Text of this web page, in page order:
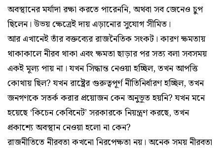
অবস্থানের মর্যাদা রক্ষা করতে পারেননি, অথবা সব জেনেও চুপ
ছিলেন। উভয় ক্ষেত্রেই দায় এড়ানোর সুযোগ সীমিত।
আর এখানেই তাঁর বক্তব্যের রাজনৈতিক সংকট। কারণ ক্ষমতায়
থাকাকালে নীরব থাকা এবং ক্ষমতা ছাড়ার পর সত্য বলা সবসময়
একই মূল্য পায় না। যখন সিদ্ধান্ত নেওয়া হচ্ছিল, তখন আপত্তি
কোথায় ছিল? যখন রাষ্ট্রের গুরুত্বপূর্ণ নীতিনির্ধারণ হচ্ছিল, তখন
জনগণকে সতর্ক করার প্রয়োজন কেন অনুভূত হয়নি? যখন মনে
হয়েছে ‘কিচেন কেবিনেট’ সরকারকে নিয়ন্ত্রণ করছে, তখন
প্রকাশ্যে অবস্থান নেওয়া হলো না কেন?
রাজনীতিতে নীরবতা কখনো নিরপেক্ষতা নয়। অনেক সময় নীরবতা